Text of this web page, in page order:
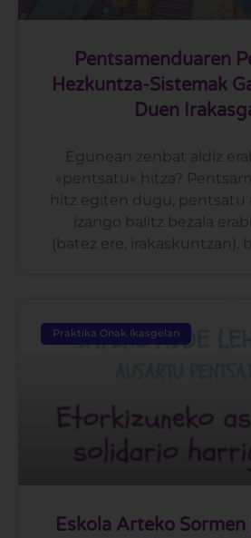
Pentsamenduaren
Hezkuntza-Sistemak
Duen
Egunean zenbat aldiz
«pentsatu» hitza?
hitz egiten dugu, pentsatu
izango balitz bezala
(batez ere, irakaskuntzan),
Praktika Onak Ikasgelan
Eskola Arteko